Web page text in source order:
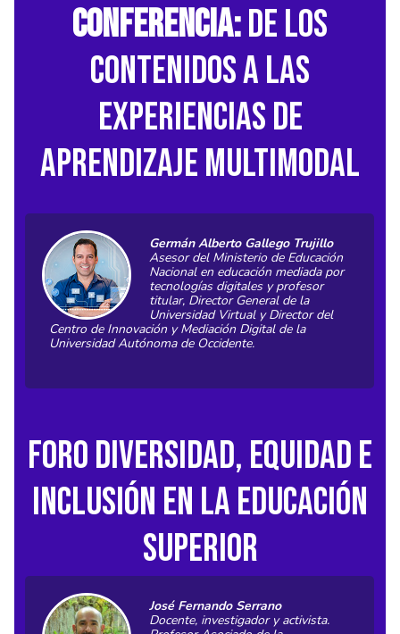
Conferencia:De los
contenidos a las
experiencias de
aprendizaje multimodal
Germán Alberto Gallego Trujillo
Asesor del Ministerio de Educación
Nacional en educación mediada por
tecnologías digitales y profesor
titular, Director General de la
Universidad Virtual y Director del
Centro de Innovación y Mediación Digital de la
Universidad Autónoma de Occidente.
Foro Diversidad, equidad e
inclusión en la educación
superior
José Fernando Serrano
Docente, investigador y activista.